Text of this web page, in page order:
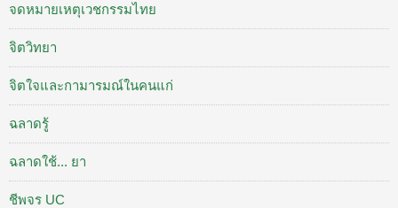
จดหมายเหตุเวชกรรมไทย
จิตวิทยา
จิตใจและกามารมณ์ในคนแก่
ฉลาดรู้
ฉลาดใช้... ยา
ชีพจร UC